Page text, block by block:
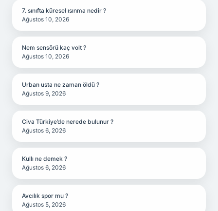
7. sınıfta küresel ısınma nedir ?
Ağustos 10, 2026
Nem sensörü kaç volt ?
Ağustos 10, 2026
Urban usta ne zaman öldü ?
Ağustos 9, 2026
Civa Türkiye’de nerede bulunur ?
Ağustos 6, 2026
Kullı ne demek ?
Ağustos 6, 2026
Avcılık spor mu ?
Ağustos 5, 2026